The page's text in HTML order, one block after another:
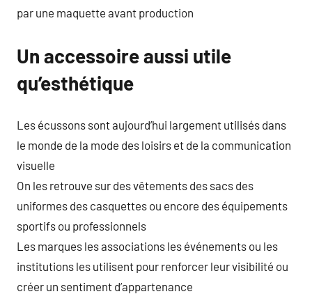
par une maquette avant production
Un accessoire aussi utile
qu’esthétique
Les écussons sont aujourd’hui largement utilisés dans
le monde de la mode des loisirs et de la communication
visuelle
On les retrouve sur des vêtements des sacs des
uniformes des casquettes ou encore des équipements
sportifs ou professionnels
Les marques les associations les événements ou les
institutions les utilisent pour renforcer leur visibilité ou
créer un sentiment d’appartenance